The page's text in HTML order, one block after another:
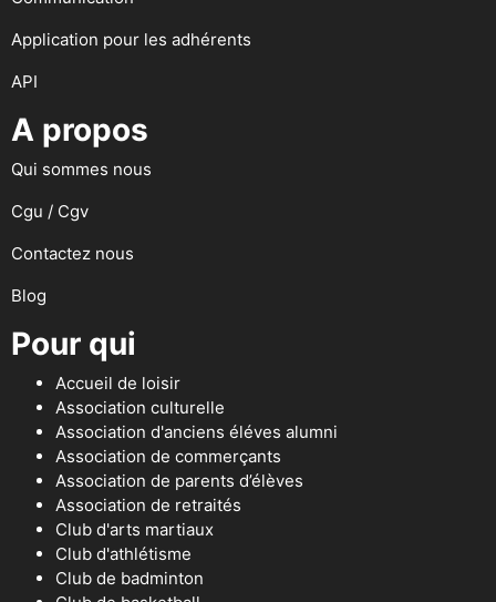
Application pour les adhérents
API
A propos
Qui sommes nous
Cgu / Cgv
Contactez nous
Blog
Pour qui
Accueil de loisir
Association culturelle
Association d'anciens éléves alumni
Association de commerçants
Association de parents d’élèves
Association de retraités
Club d'arts martiaux
Club d'athlétisme
Club de badminton